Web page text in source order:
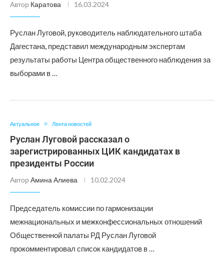
Автор Каратова 16.03.2024
Руслан Луговой, руководитель наблюдательного штаба
Дагестана, представил международным экспертам
результаты работы Центра общественного наблюдения за
выборами в …
Актуальное Лента новостей
Руслан Луговой рассказал о
зарегистрированных ЦИК кандидатах в
президенты России
Автор Амина Алиева 10.02.2024
Председатель комиссии по гармонизации
межнациональных и межконфессиональных отношений
Общественной палаты РД Руслан Луговой
прокомментировал список кандидатов в …